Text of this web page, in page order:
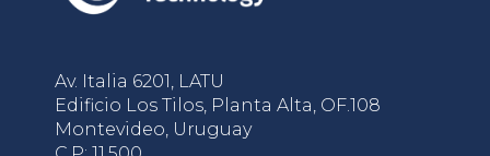
Av. Italia 6201, LATU
Edificio Los Tilos, Planta Alta, OF.108
Montevideo, Uruguay